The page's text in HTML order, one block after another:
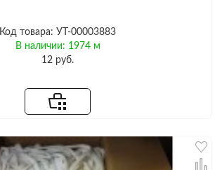
Код товара: УТ-00003883
В наличии: 1974 м
12 руб.